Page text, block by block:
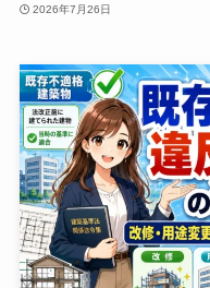
2026年7月26日